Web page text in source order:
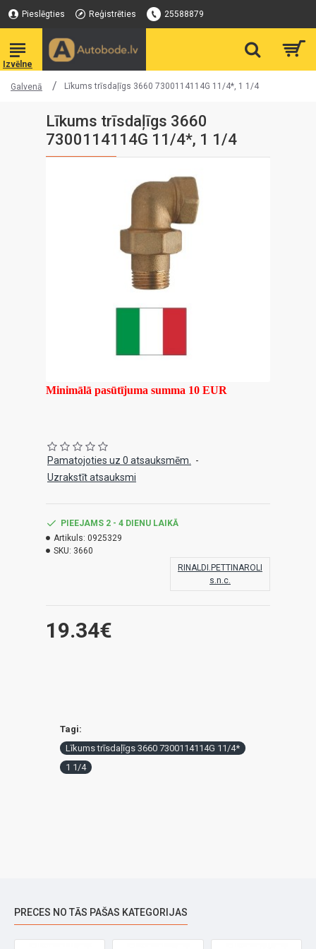
Pieslēgties Reģistrēties 25588879
Galvenā Līkums trīsdaļīgs 3660 7300114114G 11/4*, 1 1/4
Līkums trīsdaļīgs 3660
7300114114G 11/4*, 1 1/4
Minimālā pasūtījuma summa 10 EUR
Pamatojoties uz 0 atsauksmēm.
-
Uzrakstīt atsauksmi
19.34€
PIEEJAMS 2 - 4 DIENU LAIKĀ
Artikuls: 0925329
SKU: 3660
RINALDI.PETTINAROLI
s.n.c.
Tagi:
Līkums trīsdaļīgs 3660 7300114114G 11/4*
1 1/4
PRECES NO TĀS PAŠAS KATEGORIJAS